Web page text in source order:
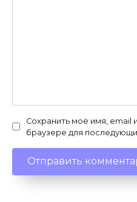
Сохранить моё имя, email
браузере для